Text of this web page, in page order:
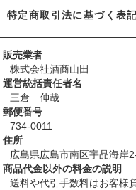
特定商取引法に基づく表
販売業者
株式会社酒商山田
運営統括責任者名
三倉 伸哉
郵便番号
734-0011
住所
広島県広島市南区宇品海岸
商品代金以外の料金の説明
送料や代引手数料はお客様